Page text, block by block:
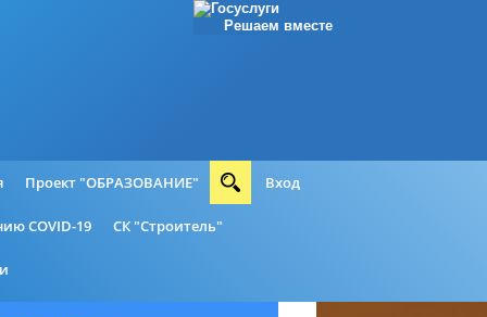
Решаем вместе
Проект "ОБРАЗОВАНИЕ"
COVID-19 СК "Строитель"
Вход